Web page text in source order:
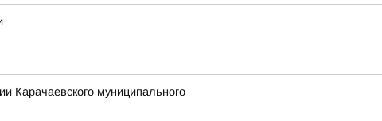
Карачаевского муниципального